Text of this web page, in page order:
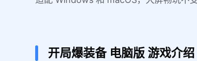
开局爆装备 电脑版 游戏介绍